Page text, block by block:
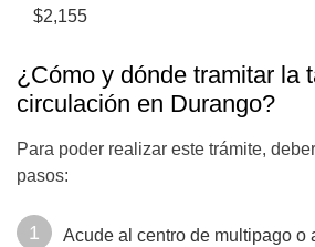
$2,155
¿Cómo y dónde tramitar la
circulación en Durango?
Para poder realizar este trámite,
pasos:
Acude al centro de multipago o